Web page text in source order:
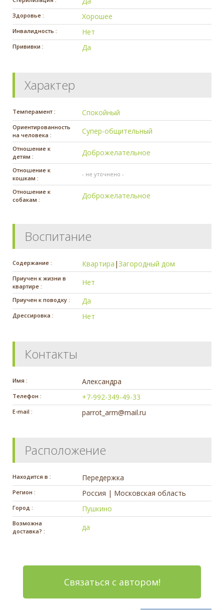
Здоровье : Хорошее
Инвалидность : Нет
Прививки : Да
Характер
Темперамент : Спокойный
Ориентированность
на человека :
Супер-общительный
Отношение к
детям :
Доброжелательное
Отношение к
кошкам :
- не уточнено -
Отношение к
собакам :
Доброжелательное
Воспитание
Содержание : Квартира |Загородный дом
Приучен к жизни в
квартире :
Нет
Приучен к поводку : Да
Дрессировка : Нет
Контакты
Имя : Александра
Телефон : +7-992-349-49-33
E-mail : parrot_arm@mail.ru
Расположение
Находится в : Передержка
Регион : Россия | Московская область
Город : Пушкино
Возможна
доставка? :
да
Связаться с автором!